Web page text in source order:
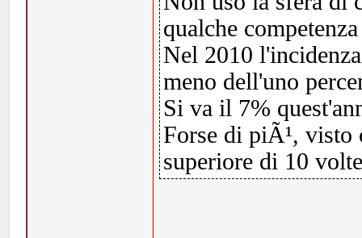
qualche
Nel 2010
meno dell'uno
Si va il 7%
Forse di piÃ¹, visto
superiore di 10